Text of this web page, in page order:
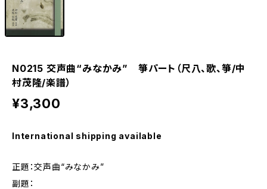
N0215 交声曲“みなかみ” 箏パート（尺八、歌、箏/中
村茂隆/楽譜）
¥3,300
International shipping available
正題：交声曲“みなかみ”
副題：